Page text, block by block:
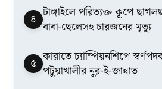
৪ টাঙ্গাইলে পরিত্যক্ত কূপে
বাবা-ছেলেসহ চারজনের মৃত্যু
৫ কারাতে চ্যাম্পিয়নশিপে
পটুয়াখালীর নুর-ই-জান্নাত